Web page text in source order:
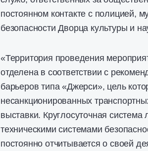
постоянном контакте с полицией,
безопасности Дворца культуры и
«Территория проведения
отделена в соответствии с
барьеров типа «Джерси», цель
несанкционированных
выставки. Круглосуточная
техническими системами
постоянно отчитывается о своей